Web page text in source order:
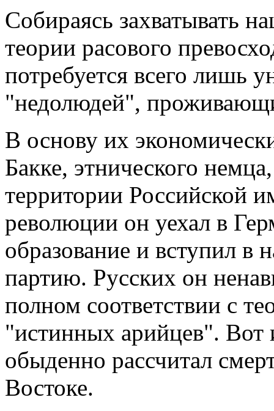
Собираясь захватывать
теории расового
потребуется всего лишь
"недолюдей",
В основу их
Бакке, этнического
территории Российской
революции он уехал в
образование и вступил в
партию. Русских он
полном соответствии с
"истинных арийцев". Вот
обыденно рассчитал
Востоке.